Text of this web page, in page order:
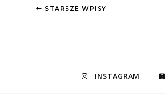
STARSZE WPISY
INSTAGRAM